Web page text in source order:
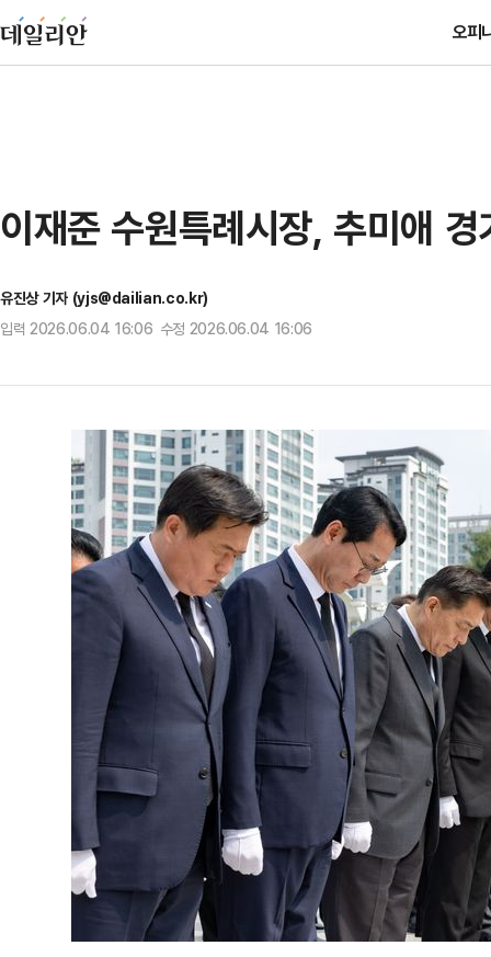
오피
이재준 수원특례시장, 추미애
유진상 기자 (yjs@dailian.co.kr)
입력 2026.06.04 16:06 수정 2026.06.04 16:06